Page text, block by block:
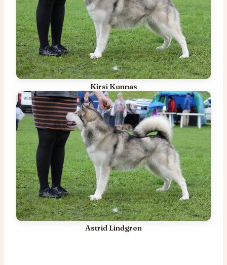
Kirsi Kunnas
Astrid Lindgren